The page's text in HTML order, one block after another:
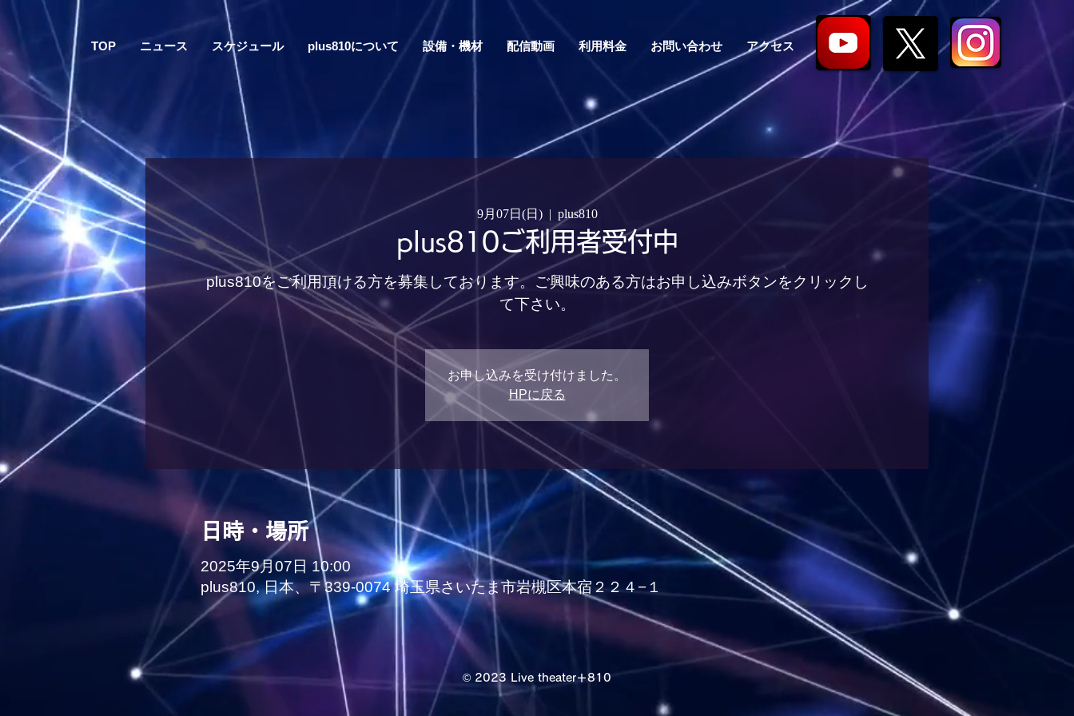
TOP ニュース スケジュール plus810について 設備・機材 配信動画 利用料金 お問い合わせ アクセス
9月07日(日)
  |
plus810
plus810ご利用者受付中
plus810をご利用頂ける方を募集しております。ご興味のある方はお申し込みボタンをクリックし
て下さい。
お申し込みを受け付けました。
HPに戻る
日時・場所
2025年9月07日 10:00
plus810, 日本、〒339-0074 埼玉県さいたま市岩槻区本宿２２４−１
© 2023 Live theater＋810